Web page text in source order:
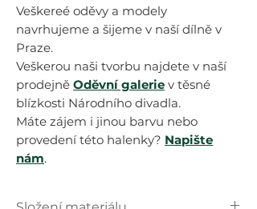
Veškereé oděvy a modely
navrhujeme a šijeme v naší dílně v
Praze.
Veškerou naši tvorbu najdete v naší
prodejně Oděvní galerie v těsné
blízkosti Národního divadla.
Máte zájem i jinou barvu nebo
provedení této halenky? Napište
nám.